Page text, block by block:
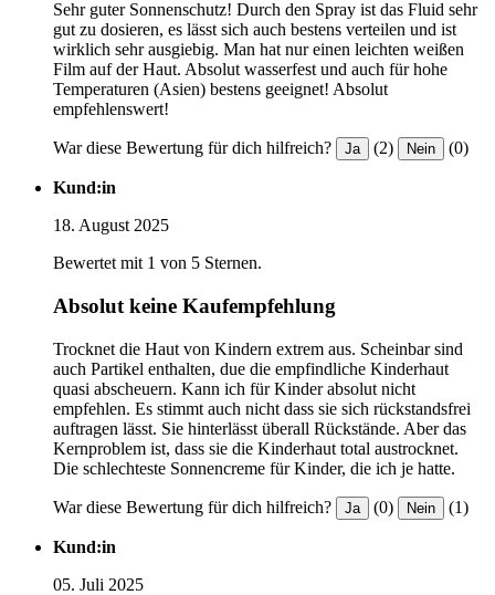
Sehr guter Sonnenschutz! Durch den Spray ist das Fluid sehr
gut zu dosieren, es lässt sich auch bestens verteilen und ist
wirklich sehr ausgiebig. Man hat nur einen leichten weißen
Film auf der Haut. Absolut wasserfest und auch für hohe
Temperaturen (Asien) bestens geeignet! Absolut
empfehlenswert!
War diese Bewertung für dich hilfreich? Ja (2) Nein (0)
Kund:in
18. August 2025
Bewertet mit 1 von 5 Sternen.
Absolut keine Kaufempfehlung
Trocknet die Haut von Kindern extrem aus. Scheinbar sind
auch Partikel enthalten, due die empfindliche Kinderhaut
quasi abscheuern. Kann ich für Kinder absolut nicht
empfehlen. Es stimmt auch nicht dass sie sich rückstandsfrei
auftragen lässt. Sie hinterlässt überall Rückstände. Aber das
Kernproblem ist, dass sie die Kinderhaut total austrocknet.
Die schlechteste Sonnencreme für Kinder, die ich je hatte.
War diese Bewertung für dich hilfreich? Ja (0) Nein (1)
Kund:in
05. Juli 2025